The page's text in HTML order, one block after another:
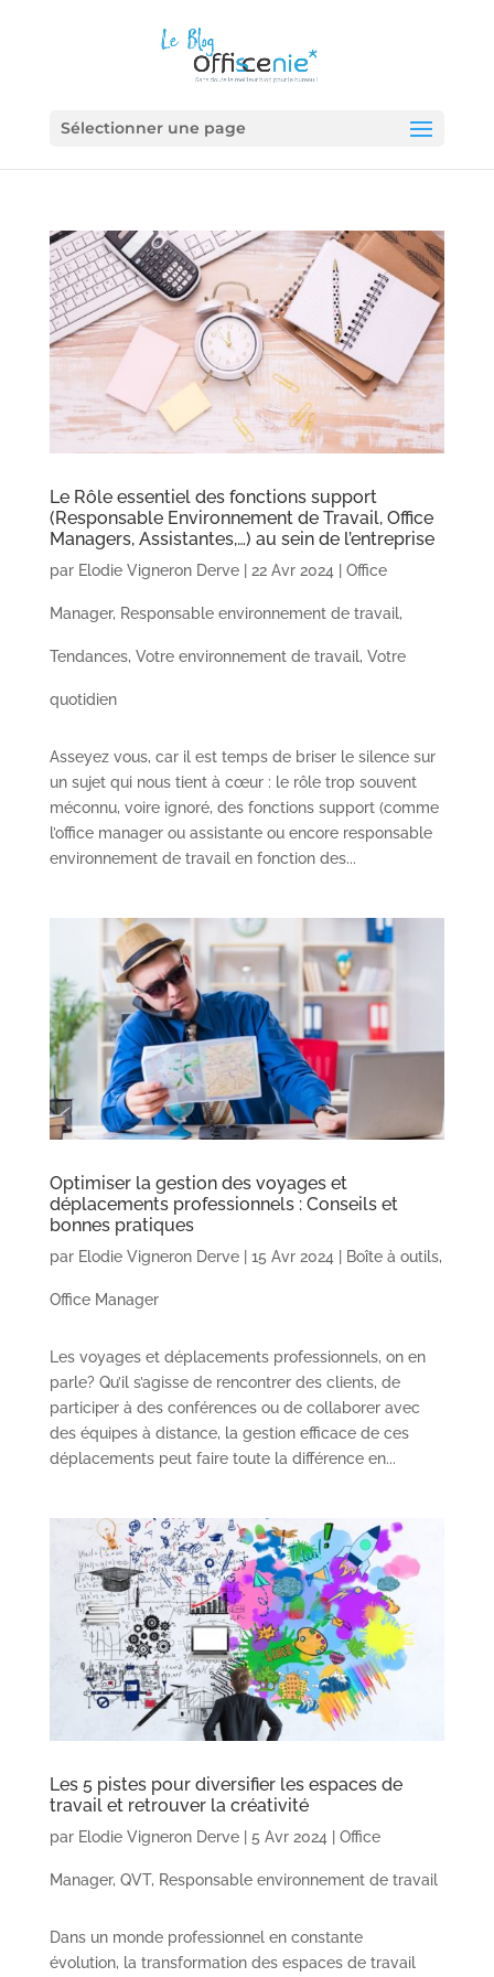
Sélectionner une page
Le Rôle essentiel des fonctions support
(Responsable Environnement de Travail, Office
Managers, Assistantes,…) au sein de l’entreprise
par Elodie Vigneron Derve| 22 Avr 2024 | Office
Manager, Responsable environnement de travail,
Tendances, Votre environnement de travail, Votre
quotidien
Asseyez vous, car il est temps de briser le silence sur
un sujet qui nous tient à cœur : le rôle trop souvent
méconnu, voire ignoré, des fonctions support (comme
l’office manager ou assistante ou encore responsable
environnement de travail en fonction des...
Optimiser la gestion des voyages et
déplacements professionnels : Conseils et
bonnes pratiques
par Elodie Vigneron Derve| 15 Avr 2024 Boîte à outils,
Office Manager
Les voyages et déplacements professionnels, on en
parle? Qu’il s’agisse de rencontrer des clients, de
participer à des conférences ou de collaborer avec
des équipes à distance, la gestion efficace de ces
déplacements peut faire toute la différence en...
Les 5 pistes pour diversifier les espaces de
travail et retrouver la créativité
par Elodie Vigneron Derve| 5 Avr 2024 Office
Manager, QVT, Responsable environnement de travail
Dans un monde professionnel en constante
évolution, la transformation des espaces de travail